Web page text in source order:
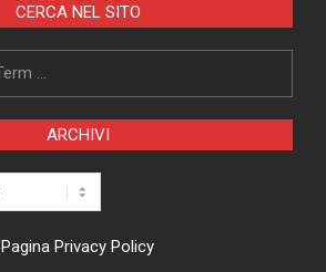
CERCA NEL SITO
ARCHIVI
Pagina Privacy Policy